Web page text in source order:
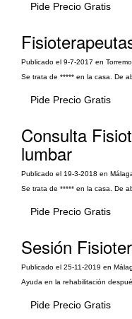
Pide Precio Gratis
Publicado el 9-7-2017 en
Se trata de ***** en la casa. De
Pide Precio Gratis
Consulta
lumbar
Publicado el 19-3-2018 en
Se trata de ***** en la casa. De
Pide Precio Gratis
Sesión
Publicado el 25-11-2019 en
Ayuda en la rehabilitación
Pide Precio Gratis